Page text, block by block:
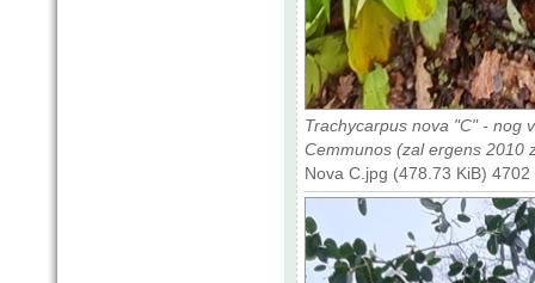
Trachycarpus nova "C" - nog
Cemmunos (zal ergens 2010
Nova C.jpg (478.73 KiB)